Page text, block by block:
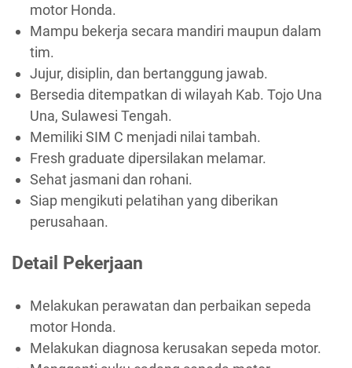
motor Honda.
Mampu bekerja secara mandiri maupun dalam
tim.
Jujur, disiplin, dan bertanggung jawab.
Bersedia ditempatkan di wilayah Kab. Tojo Una
Una, Sulawesi Tengah.
Memiliki SIM C menjadi nilai tambah.
Fresh graduate dipersilakan melamar.
Sehat jasmani dan rohani.
Siap mengikuti pelatihan yang diberikan
perusahaan.
Detail Pekerjaan
Melakukan perawatan dan perbaikan sepeda
motor Honda.
Melakukan diagnosa kerusakan sepeda motor.